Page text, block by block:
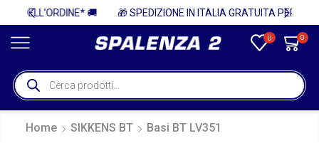
🎁 SPEDIZIONE IN ITALIA GRATUITA PER ORDINI SUPERIORI A 750€ + IVA 🎁
0 0
Home SIKKENS BT Basi BT LV351